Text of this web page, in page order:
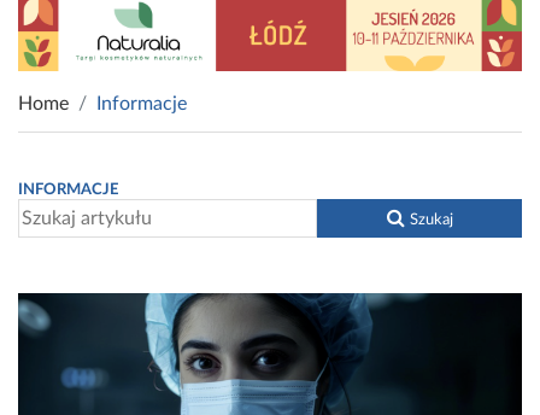
Home Informacje
INFORMACJE
Szukaj